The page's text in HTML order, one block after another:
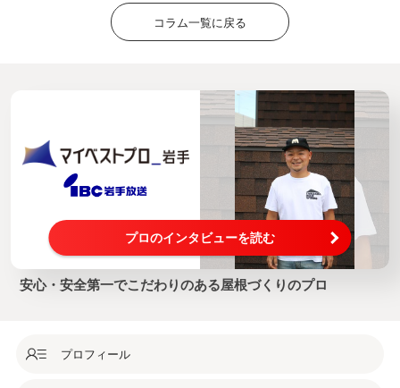
コラム一覧に戻る
プロのインタビューを読む
安心・安全第一でこだわりのある屋根づくりのプロ
プロフィール